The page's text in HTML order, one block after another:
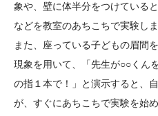
象や、壁に体半分をつけている
などを教室のあちこちで実験しま
また、座っている子どもの眉間
現象を用いて、「先生が○○くん
の指１本で！」と演示すると、
が、すぐにあちこちで実験を始め